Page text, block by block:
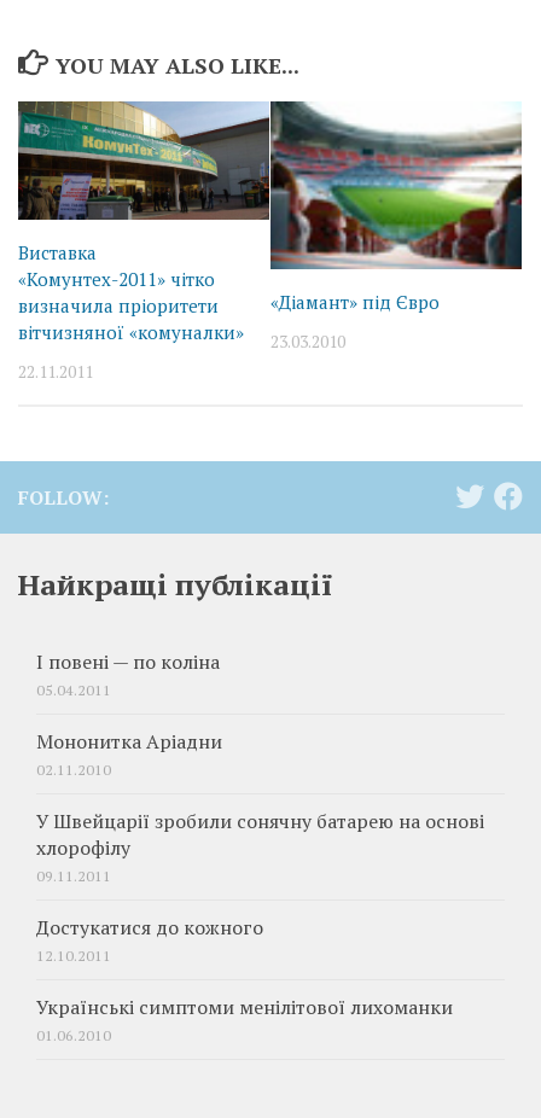
YOU MAY ALSO LIKE...
Виставка
«Комунтех-2011» чітко
визначила пріоритети
вітчизняної «комуналки»
22.11.2011
«Діамант» під Євро
23.03.2010
FOLLOW:
Найкращі публікації
І повені — по коліна
05.04.2011
Мононитка Аріадни
02.11.2010
У Швейцарії зробили сонячну батарею на основі
хлорофілу
09.11.2011
Достукатися до кожного
12.10.2011
Українські симптоми менілітової лихоманки
01.06.2010